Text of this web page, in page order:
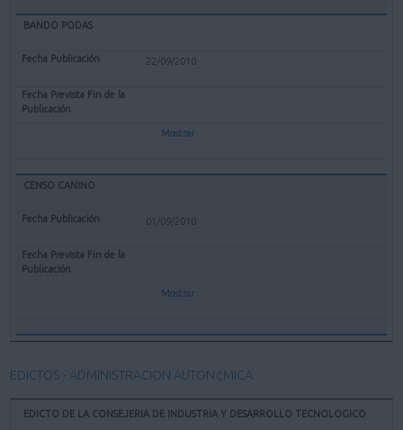
BANDO PODAS
22/09/2010
Mostrar
CENSO CANINO
01/09/2010
Mostrar
EDICTOS - ADMINISTRACION AUTON¢MICA
EDICTO DE LA CONSEJERIA DE INDUSTRIA Y DESARROLLO TECNOLOGICO